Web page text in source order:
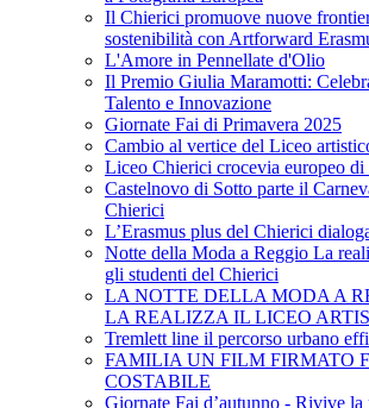
Il Chierici promuove nuove
sostenibilità con Artforward
L'Amore in Pennellate d'Olio
Il Premio Giulia Maramotti:
Talento e Innovazione
Giornate Fai di Primavera 2025
Cambio al vertice del Liceo
Liceo Chierici crocevia europeo di
Castelnovo di Sotto parte il
Chierici
L’Erasmus plus del Chierici
Notte della Moda a Reggio La
gli studenti del Chierici
LA NOTTE DELLA MODA A
LA REALIZZA IL LICEO
Tremlett line il percorso urbano
FAMILIA UN FILM FIRMATO
COSTABILE
Giornate Fai d’autunno - Rivive